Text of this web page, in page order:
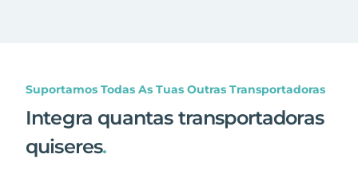
Suportamos Todas As Tuas Outras Transportadoras
Integra quantas transportadoras
quiseres.